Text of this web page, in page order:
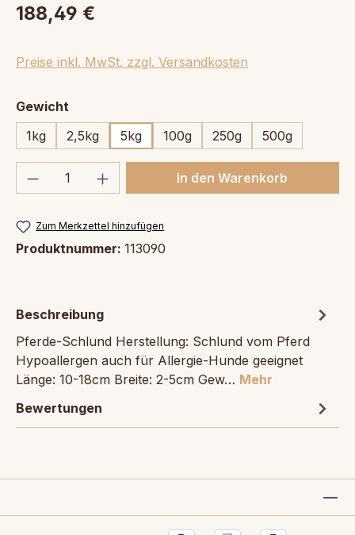
188,49 €
Preise inkl. MwSt. zzgl. Versandkosten
Gewicht
1kg
2,5kg 5kg 100g 250g 500g
Produkt Anzahl: Gib denIn den Warenkorb
Zum Merkzettel hinzufügen
Produktnummer: 113090
Beschreibung
Pferde-Schlund Herstellung: Schlund vom Pferd
Hypoallergen auch für Allergie-Hunde geeignet
Länge: 10-18cm Breite: 2-5cm Gew… Mehr
Bewertungen